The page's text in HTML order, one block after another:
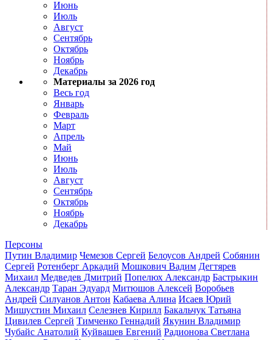
Июнь
Июль
Август
Сентябрь
Октябрь
Ноябрь
Декабрь
Материалы за 2026 год
Весь год
Январь
Февраль
Март
Апрель
Май
Июнь
Июль
Август
Сентябрь
Октябрь
Ноябрь
Декабрь
Персоны
Путин Владимир Чемезов Сергей Белоусов Андрей Собянин
Сергей Ротенберг Аркадий Мошкович Вадим Дегтярев
Михаил Медведев Дмитрий Попелюх Александр Бастрыкин
Александр Таран Эдуард Митюшов Алексей Воробьев
Андрей Силуанов Антон Кабаева Алина Исаев Юрий
Мишустин Михаил Селезнев Кирилл Бакальчук Татьяна
Цивилев Сергей Тимченко Геннадий Якунин Владимир
Чубайс Анатолий Куйвашев Евгений Радионова Светлана